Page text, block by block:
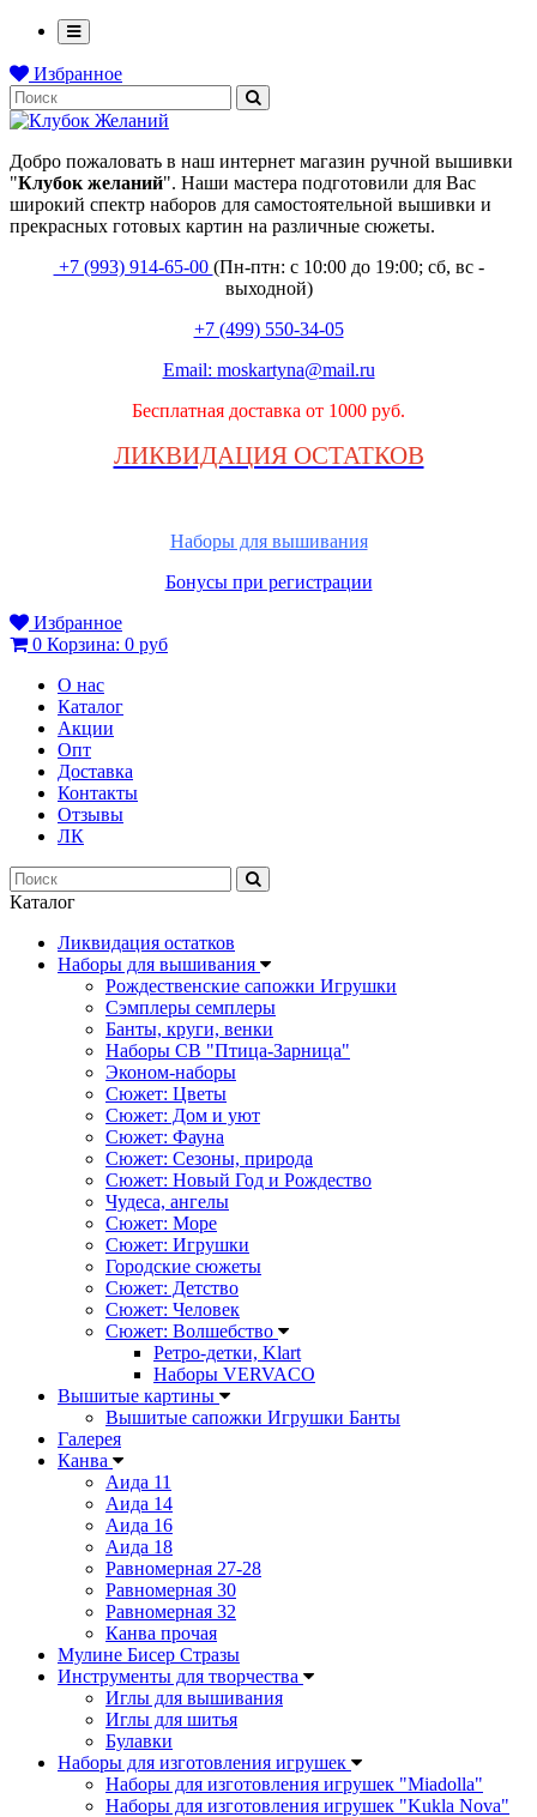
Избранное
Добро пожаловать в наш интернет магазин ручной вышивки
"Клубок желаний". Наши мастера подготовили для Вас
широкий спектр наборов для самостоятельной вышивки и
прекрасных готовых картин на различные сюжеты.
+7 (993) 914-65-00 (Пн-птн: с10:00 до 19:00; сб, вс -
выходной)
+7 (499) 550-34-05
Email: moskartyna@mail.ru
Бесплатная доставка от 1000 руб.
ЛИКВИДАЦИЯ ОСТАТКОВ
Наборы для вышивания
Бонусы при регистрации
Избранное
0 Корзина: 0 руб
О нас
Каталог
Акции
Опт
Доставка
Контакты
Отзывы
ЛК
Каталог
Ликвидация остатков
Наборы для вышивания
Рождественские сапожки Игрушки
Сэмплеры семплеры
Банты, круги, венки
Наборы СВ "Птица-Зарница"
Эконом-наборы
Сюжет: Цветы
Сюжет: Дом и уют
Сюжет: Фауна
Сюжет: Сезоны, природа
Сюжет: Новый Год и Рождество
Чудеса, ангелы
Сюжет: Море
Сюжет: Игрушки
Городские сюжеты
Сюжет: Детство
Сюжет: Человек
Сюжет: Волшебство
Ретро-детки, Klart
Наборы VERVACO
Вышитые картины
Вышитые сапожки Игрушки Банты
Галерея
Канва
Аида 11
Аида 14
Аида 16
Аида 18
Равномерная 27-28
Равномерная 30
Равномерная 32
Канва прочая
Мулине Бисер Стразы
Инструменты для творчества
Иглы для вышивания
Иглы для шитья
Булавки
Наборы для изготовления игрушек
Наборы для изготовления игрушек "Miadolla"
Наборы для изготовления игрушек "Kukla Nova"